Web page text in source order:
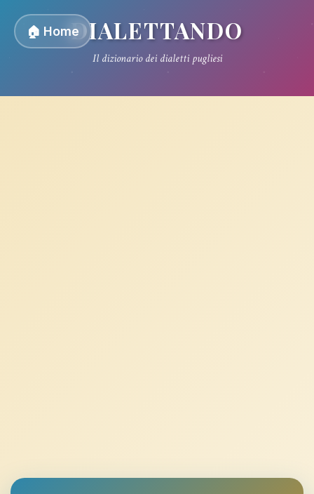
🏠 HomeDIALETTANDO
Il dizionario dei dialetti pugliesi